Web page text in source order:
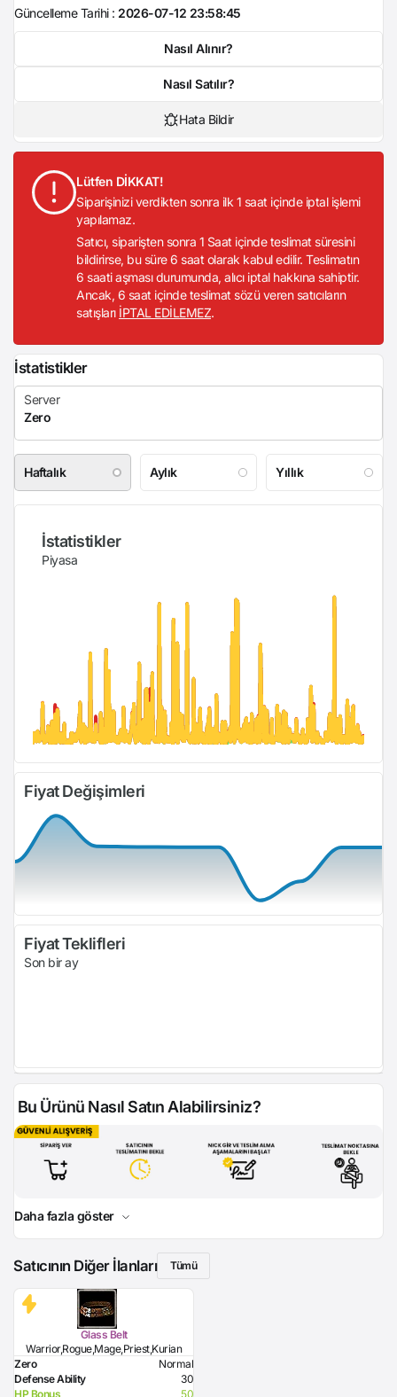
Güncelleme Tarihi : 2026-07-12 23:58:45
Nasıl Alınır?
Nasıl Satılır?
Hata Bildir
Lütfen DİKKAT!
Siparişinizi verdikten sonra ilk 1 saat içinde iptal işlemi
yapılamaz.
Satıcı, siparişten sonra 1 Saat içinde teslimat süresini
bildirirse, bu süre 6 saat olarak kabul edilir. Teslimatın
6 saati aşması durumunda, alıcı iptal hakkına sahiptir.
Ancak, 6 saat içinde teslimat sözü veren satıcıların
satışları İPTAL EDİLEMEZ.
İstatistikler
Haftalık Aylık Yıllık
İstatistikler
Piyasa
Fiyat Değişimleri
Fiyat Teklifleri
Son bir ay
Bu Ürünü Nasıl Satın Alabilirsiniz?
Daha fazla göster
Satıcının Diğer İlanları Tümü
Glass Belt
Warrior,Rogue,Mage,Priest,Kurian
Zero
Normal
Defense Ability
30
HP Bonus
50